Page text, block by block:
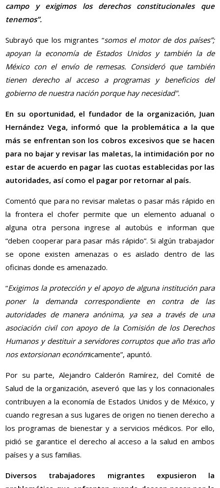
campo y exigimos los derechos constitucionales que
tenemos”.
Subrayó que los migrantes “somos el motor de dos países”;
apoyan la economía de Estados Unidos y también la de
México con el envío de remesas. Consideró que también
tienen derecho al acceso a programas y beneficios del
gobierno de nuestra nación porque hay necesidad".
En su oportunidad, el fundador de la organización, Juan
Hernández Vega, informó que la problemática a la que
más se enfrentan son los cobros excesivos que se hacen
para no bajar y revisar las maletas, la intimidación por no
estar de acuerdo en pagar las cuotas establecidas por las
autoridades, así como el pagar por retornar al país.
Comentó que para no revisar maletas o pasar más rápido en
la frontera el chofer permite que un elemento aduanal o
alguna otra persona ingrese al autobús e informan que
“deben cooperar para pasar más rápido”. Si algún trabajador
se opone existen amenazas o es aislado dentro de las
oficinas donde es amenazado.
“Exigimos la protección y el apoyo de alguna institución para
poner la demanda correspondiente en contra de las
autoridades de manera anónima, ya sea a través de una
asociación civil con apoyo de la Comisión de los Derechos
Humanos y destituir a servidores corruptos que año tras año
nos extorsionan económicamente”, apuntó.
Por su parte, Alejandro Calderón Ramírez, del Comité de
Salud de la organización, aseveró que las y los connacionales
contribuyen a la economía de Estados Unidos y de México, y
cuando regresan a sus lugares de origen no tienen derecho a
los programas de bienestar y a servicios médicos. Por ello,
pidió se garantice el derecho al acceso a la salud en ambos
países y a sus familias.
Diversos trabajadores migrantes expusieron la